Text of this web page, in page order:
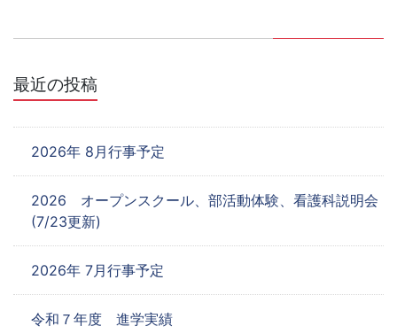
ョ
ン
最近の投稿
2026年 8月行事予定
2026 オープンスクール、部活動体験、看護科説明会
(7/23更新)
2026年 7月行事予定
令和７年度 進学実績